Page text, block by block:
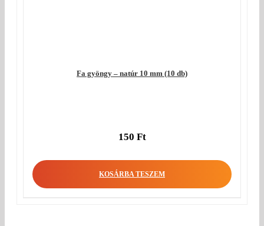
Fa gyöngy – natúr 10 mm (10 db)
150 Ft
KOSÁRBA TESZEM